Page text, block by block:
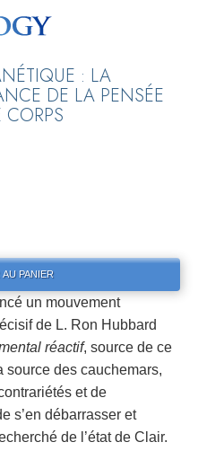
: LA
DE LA PENSÉE
CORPS
PANIER
un mouvement
de L. Ron Hubbard
réactif, source de ce
source des cauchemars,
et de
s’en débarrasser et
de l’état de Clair.